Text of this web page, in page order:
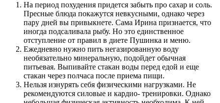
На период похудения придется забыть про сахар и соль.
Пресные блюда покажутся невкусными, однако через
пару дней вы привыкнете. Сама Ирина признается, что
иногда подсаливала рыбу. Но это единственное
отступление от правил в диете Пушинка и меню.
Ежедневно нужно пить негазированную воду
необязательно минеральную, подойдет обычная
питьевая. Выпивайте стакан воды перед едой и еще
стакан через полчаса после приема пищи.
Нельзя изнурять себя физическими нагрузками. Не
рекомендуются силовые и кардио- тренировки. Однако